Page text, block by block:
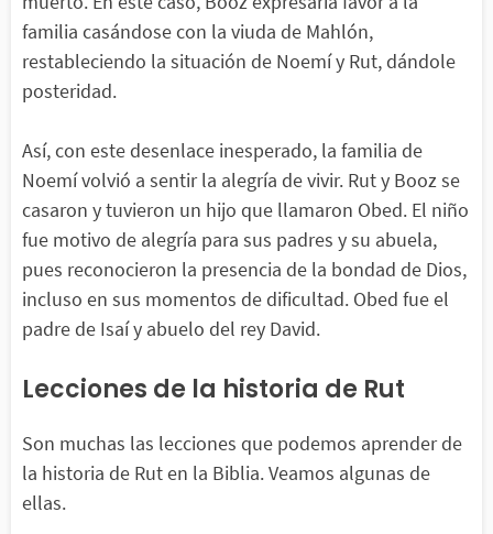
familia casándose con la viuda de Mahlón,
restableciendo la situación de Noemí y Rut, dándole
posteridad.
Así, con este desenlace inesperado, la familia de
Noemí volvió a sentir la alegría de vivir. Rut y Booz se
casaron y tuvieron un hijo que llamaron Obed. El niño
fue motivo de alegría para sus padres y su abuela,
pues reconocieron la presencia de la bondad de Dios,
incluso en sus momentos de dificultad. Obed fue el
padre de Isaí y abuelo del rey David.
Lecciones de la historia de Rut
Son muchas las lecciones que podemos aprender de
la historia de Rut en la Biblia. Veamos algunas de
ellas.